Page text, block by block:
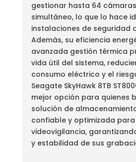
gestionar hasta 64
simultáneo, lo que lo hace
instalaciones de seguridad
Además, su eficiencia
avanzada gestión térmica
vida útil del sistema,
consumo eléctrico y el
Seagate SkyHawk 8TB
mejor opción para quienes
solución de
confiable y optimizada para
videovigilancia,
y estabilidad de sus